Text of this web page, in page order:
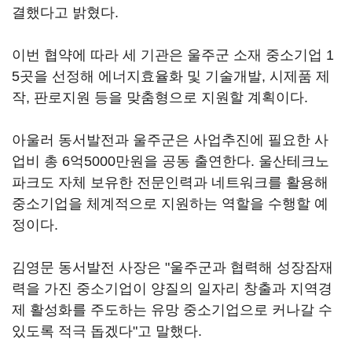
결했다고 밝혔다.
이번 협약에 따라 세 기관은 울주군 소재 중소기업 1
5곳을 선정해 에너지효율화 및 기술개발, 시제품 제
작, 판로지원 등을 맞춤형으로 지원할 계획이다.
아울러 동서발전과 울주군은 사업추진에 필요한 사
업비 총 6억5000만원을 공동 출연한다. 울산테크노
파크도 자체 보유한 전문인력과 네트워크를 활용해
중소기업을 체계적으로 지원하는 역할을 수행할 예
정이다.
김영문 동서발전 사장은 "울주군과 협력해 성장잠재
력을 가진 중소기업이 양질의 일자리 창출과 지역경
제 활성화를 주도하는 유망 중소기업으로 커나갈 수
있도록 적극 돕겠다"고 말했다.